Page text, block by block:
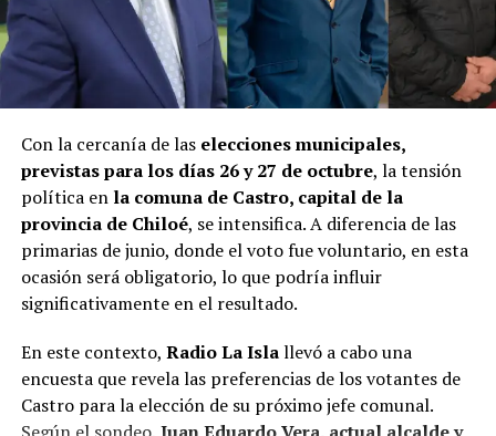
Con la cercanía de las elecciones municipales,
previstas para los días 26 y 27 de octubre, la tensión
política en la comuna de Castro, capital de la
provincia de Chiloé, se intensifica. A diferencia de las
primarias de junio, donde el voto fue voluntario, en esta
ocasión será obligatorio, lo que podría influir
significativamente en el resultado.
En este contexto, Radio La Islallevó a cabo una
encuesta que revela las preferencias de los votantes de
Castro para la elección de su próximo jefe comunal.